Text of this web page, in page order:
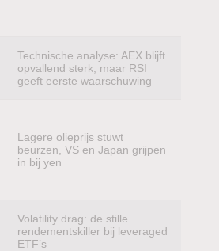
Technische analyse: AEX blijft
opvallend sterk, maar RSI
geeft eerste waarschuwing
Lagere olieprijs stuwt
beurzen, VS en Japan grijpen
in bij yen
Volatility drag: de stille
rendementskiller bij leveraged
ETF’s